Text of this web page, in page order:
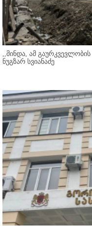
,,მინდა, ამ
ნუგზარ სვიანაძე